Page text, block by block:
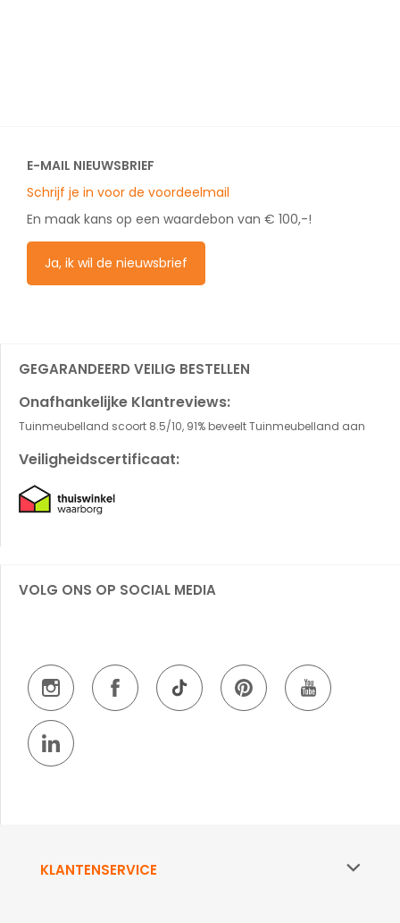
E-MAIL NIEUWSBRIEF
Schrijf je in voor de voordeelmail
En maak kans op een waardebon van € 100,-!
Ja, ik wil de nieuwsbrief
GEGARANDEERD VEILIG BESTELLEN
Onafhankelijke Klantreviews:
Tuinmeubelland scoort 8.5/10, 91% beveelt Tuinmeubelland aan
Veiligheidscertificaat:
VOLG ONS OP SOCIAL MEDIA
KLANTENSERVICE